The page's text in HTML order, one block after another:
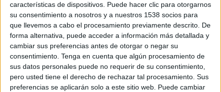
características de dispositivos. Puede hacer clic para otorgarnos
su consentimiento a nosotros y a nuestros 1538 socios para
que llevemos a cabo el procesamiento previamente descrito. De
forma alternativa, puede acceder a información más detallada y
cambiar sus preferencias antes de otorgar o negar su
consentimiento. Tenga en cuenta que algún procesamiento de
sus datos personales puede no requerir de su consentimiento,
pero usted tiene el derecho de rechazar tal procesamiento. Sus
preferencias se aplicarán solo a este sitio web. Puede cambiar